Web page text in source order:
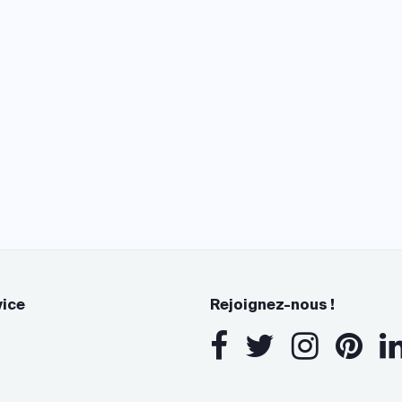
de confidentialité, en garantissant la conformité avec
Rejoignez-nous !